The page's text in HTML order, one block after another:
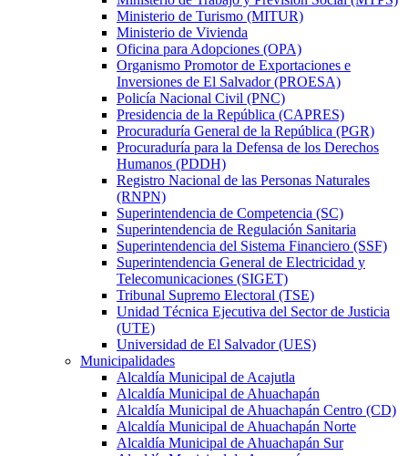
Ministerio de Turismo (MITUR)
Ministerio de Vivienda
Oficina para Adopciones (OPA)
Organismo Promotor de Exportaciones e
Inversiones de El Salvador (PROESA)
Policía Nacional Civil (PNC)
Presidencia de la República (CAPRES)
Procuraduría General de la República (PGR)
Procuraduría para la Defensa de los Derechos
Humanos (PDDH)
Registro Nacional de las Personas Naturales
(RNPN)
Superintendencia de Competencia (SC)
Superintendencia de Regulación Sanitaria
Superintendencia del Sistema Financiero (SSF)
Superintendencia General de Electricidad y
Telecomunicaciones (SIGET)
Tribunal Supremo Electoral (TSE)
Unidad Técnica Ejecutiva del Sector de Justicia
(UTE)
Universidad de El Salvador (UES)
Municipalidades
Alcaldía Municipal de Acajutla
Alcaldía Municipal de Ahuachapán
Alcaldía Municipal de Ahuachapán Centro (CD)
Alcaldía Municipal de Ahuachapán Norte
Alcaldía Municipal de Ahuachapán Sur